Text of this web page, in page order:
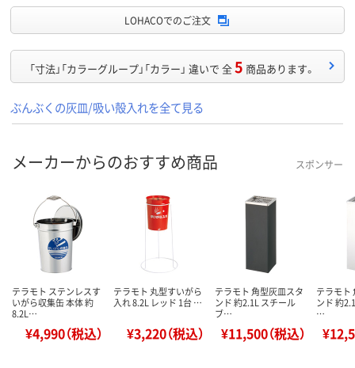
LOHACOでのご注文
「寸法」「カラーグループ」「カラー」 違いで 全5 商品あります。
ぶんぶくの灰皿/吸い殻入れを全て見る
メーカーからのおすすめ商品 スポンサー
テラモト ステンレスす
いがら収集缶 本体 約
8.2L…
¥4,990（税込）
テラモト 丸型すいがら
入れ 8.2L レッド 1台 …
¥3,220（税込）
テラモト 角型灰皿スタ
ンド 約2.1L スチール
ブ…
¥11,500（税込）
テラモト
ンド 約
…